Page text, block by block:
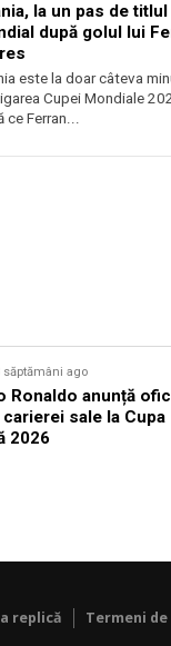
la un pas de titlul
după golul lui
este la doar câteva
Cupei Mondiale
ce Ferran...
săptămâni ago
Ronaldo anunță
sale la Cupa
2026
replică Termeni